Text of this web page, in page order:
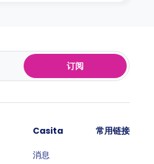
订阅
Casita
消息
常用链接